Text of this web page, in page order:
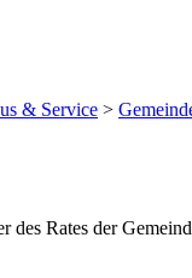
& Service >
Rates der